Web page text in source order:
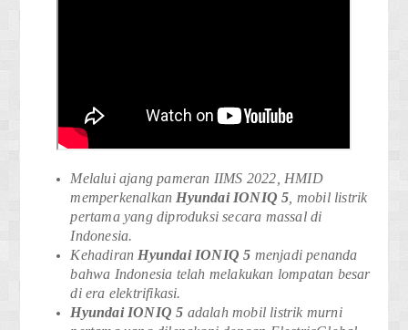
Melalui ajang pameran IIMS 2022, HMID
memperkenalkan Hyundai IONIQ 5 , mobil listrik
pertama yang diproduksi secara massal di
Indonesia.
Kehadiran Hyundai IONIQ 5 menjadi penanda
bahwa Indonesia telah melakukan lompatan besar
di era elektrifikasi.
Hyundai IONIQ 5 adalah mobil listrik murni